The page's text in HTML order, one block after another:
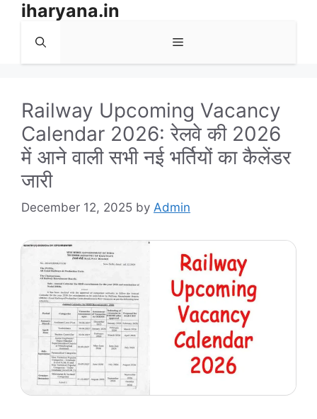
Skip
content
iharyana.in
Menu
Railway Upcoming Vacancy
Calendar 2026: रेलवे की 2026
में आने वाली सभी नई भर्तियों का कैलेंडर
जारी
December 12, 2025 by Admin